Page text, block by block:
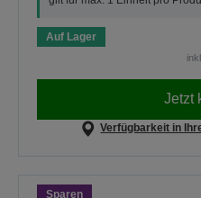
Auf Lager
Jetzt
Verfügbarkeit in
Sparen